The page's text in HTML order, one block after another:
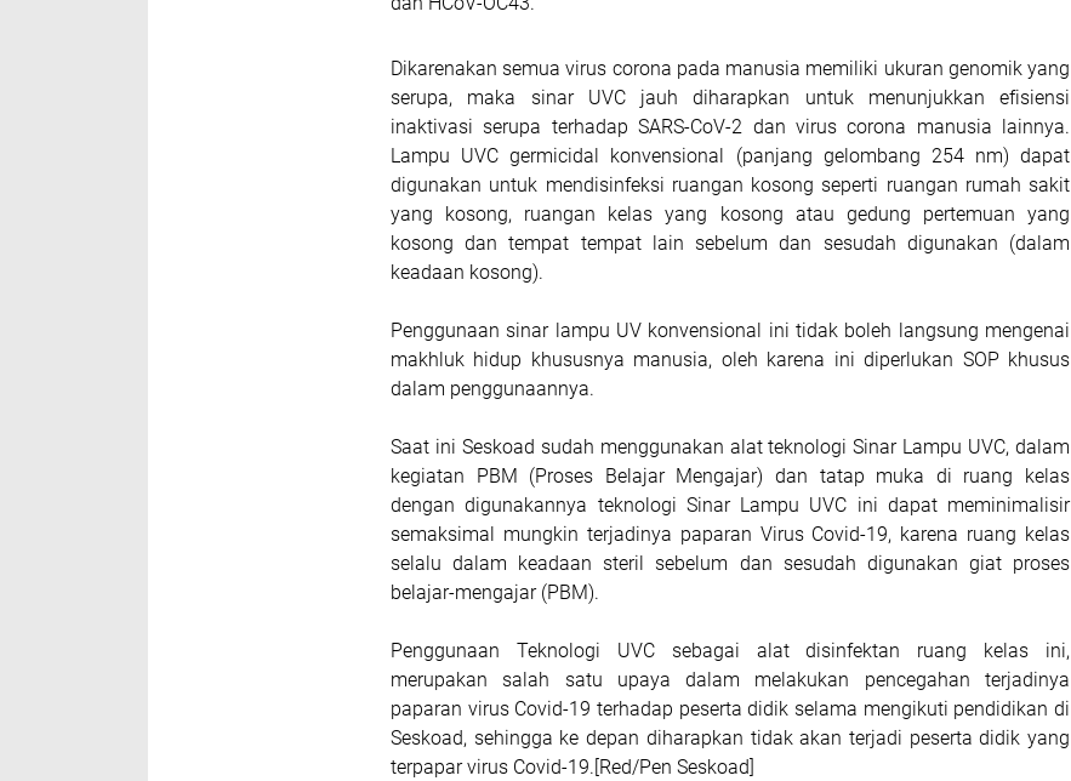
Dikarenakan semua virus corona pada manusia memiliki ukuran genomik yang
serupa, maka sinar UVC jauh diharapkan untuk menunjukkan efisiensi
inaktivasi serupa terhadap SARS-CoV-2 dan virus corona manusia lainnya.
Lampu UVC germicidal konvensional (panjang gelombang 254 nm) dapat
digunakan untuk mendisinfeksi ruangan kosong seperti ruangan rumah sakit
yang kosong, ruangan kelas yang kosong atau gedung pertemuan yang
kosong dan tempat tempat lain sebelum dan sesudah digunakan (dalam
keadaan kosong).
Penggunaan sinar lampu UV konvensional ini tidak boleh langsung mengenai
makhluk hidup khususnya manusia, oleh karena ini diperlukan SOP khusus
dalam penggunaannya.
Saat ini Seskoad sudah menggunakan alat teknologi Sinar Lampu UVC, dalam
kegiatan PBM (Proses Belajar Mengajar) dan tatap muka di ruang kelas
dengan digunakannya teknologi Sinar Lampu UVC ini dapat meminimalisir
semaksimal mungkin terjadinya paparan Virus Covid-19, karena ruang kelas
selalu dalam keadaan steril sebelum dan sesudah digunakan giat proses
belajar-mengajar (PBM).
Penggunaan Teknologi UVC sebagai alat disinfektan ruang kelas ini,
merupakan salah satu upaya dalam melakukan pencegahan terjadinya
paparan virus Covid-19 terhadap peserta didik selama mengikuti pendidikan di
Seskoad, sehingga ke depan diharapkan tidak akan terjadi peserta didik yang
terpapar virus Covid-19.[Red/Pen Seskoad]